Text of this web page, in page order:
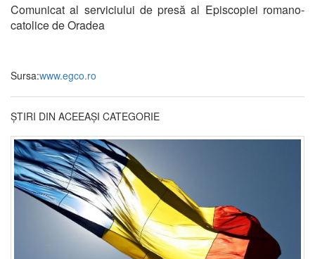
Comunicat al serviciului de presă al Episcopiei romano-
catolice de Oradea
Sursa:www.egco.ro
ȘTIRI DIN ACEEAȘI CATEGORIE